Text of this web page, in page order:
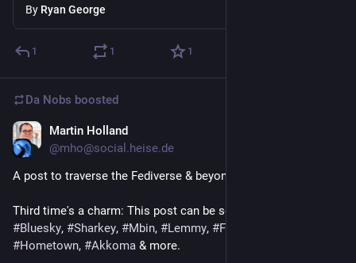
By Ryan George
1 1 1
Da Nobs boosted
Martin Holland
@mho@social.heise.de
A post to traverse the Fediverse & beyond
Third time's a charm: This post can be seen with
#Bluesky, #Sharkey, #Mbin, #Lemmy, #Friendica
#Hometown, #Akkoma & more.